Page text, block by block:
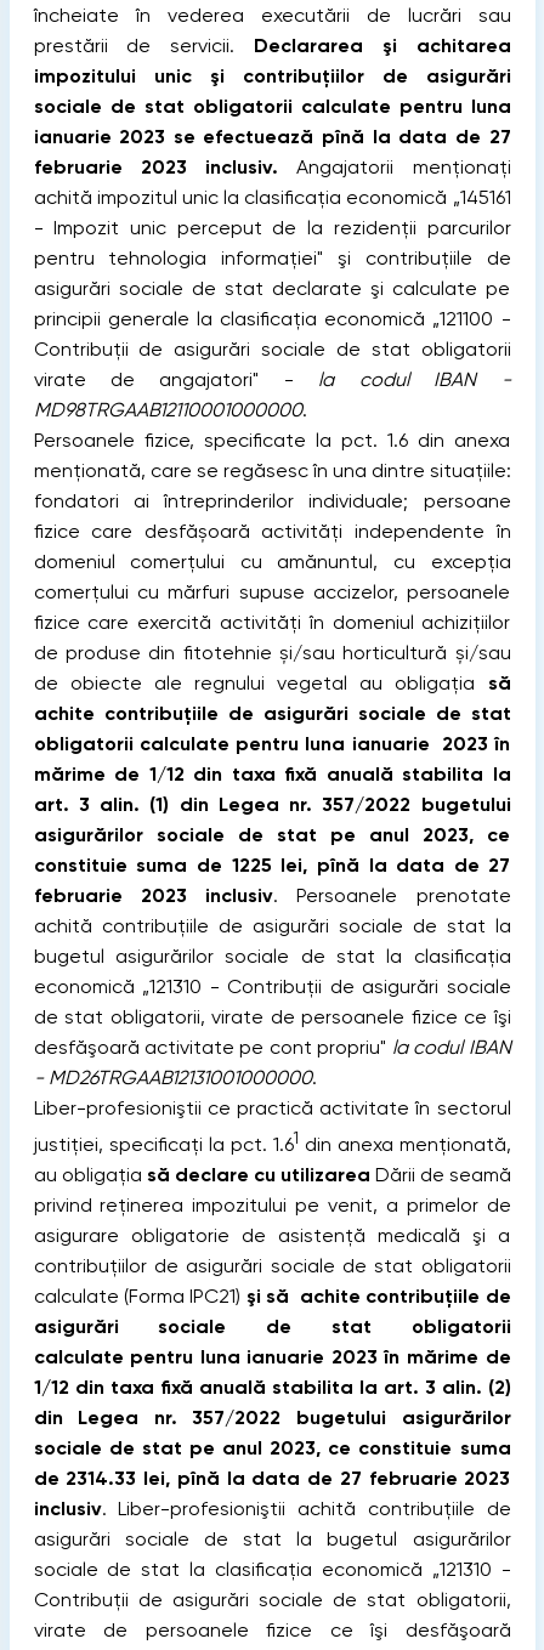
încheiate în vederea executării de lucrări sau
prestării de servicii. Declararea şi achitarea
impozitului unic şi contribuţiilor de asigurări
sociale de stat obligatorii calculate pentru luna
ianuarie 2023 se efectuează pînă la data de 27
februarie 2023 inclusiv.Angajatorii menţionaţi
achită impozitul unic la clasificaţia economică „145161
- Impozit unic perceput de la rezidenții parcurilor
pentru tehnologia informației" şi contribuţiile de
asigurări sociale de stat declarate şi calculate pe
principii generale la clasificaţia economică „121100 -
Contribuţii de asigurări sociale de stat obligatorii
virate de angajatori" - la codul IBAN -
MD98TRGAAB12110001000000.
Persoanele fizice, specificate la pct. 1.6 din anexa
menţionată, care se regăsesc în una dintre situațiile:
fondatori ai întreprinderilor individuale; persoane
fizice care desfășoară activități independente în
domeniul comerțului cu amănuntul, cu excepția
comerțului cu mărfuri supuse accizelor, persoanele
fizice care exercită activităţi în domeniul achizițiilor
de produse din fitotehnie și/sau horticultură și/sau
de obiecte ale regnului vegetal au obligaţia să
achite contribuţiile de asigurări sociale de stat
obligatorii calculate pentru luna ianuarie 2023 în
mărime de 1/12 din taxa fixă anuală stabilita la
art. 3 alin. (1) din Legea nr. 357/2022 bugetului
asigurărilor sociale de stat pe anul 2023, ce
constituie suma de 1225 lei, pînă la data de 27
februarie 2023 inclusiv. Persoanele prenotate
achită contribuţiile de asigurări sociale de stat la
bugetul asigurărilor sociale de stat la clasificaţia
economică „121310 - Contribuţii de asigurări sociale
de stat obligatorii, virate de persoanele fizice ce îşi
desfăşoară activitate pe cont propriu" la codul IBAN
- MD26TRGAAB12131001000000.
Liber-profesioniştii ce practică activitate în sectorul
justiţiei, specificaţi la pct. 1.61 din anexa menţionată,
au obligaţia să declare cu utilizarea Dării de seamă
privind reţinerea impozitului pe venit, a primelor de
asigurare obligatorie de asistenţă medicală şi a
contribuţiilor de asigurări sociale de stat obligatorii
calculate (Forma IPC21) şi să achite contribuţiile de
asigurări sociale de stat obligatorii
calculate pentru luna ianuarie 2023 în mărime de
1/12 din taxa fixă anuală stabilita la art. 3 alin. (2)
din Legea nr. 357/2022 bugetului asigurărilor
sociale de stat pe anul 2023, ce constituie suma
de 2314.33 lei, pînă la data de 27 februarie 2023
inclusiv. Liber-profesioniştii achită contribuţiile de
asigurări sociale de stat la bugetul asigurărilor
sociale de stat la clasificaţia economică „121310 -
Contribuţii de asigurări sociale de stat obligatorii,
virate de persoanele fizice ce îşi desfăşoară